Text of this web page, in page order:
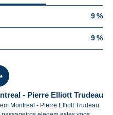
9 %
9 %
- Pierre Elliott Trudeau
Montreal - Pierre Elliott Trudeau